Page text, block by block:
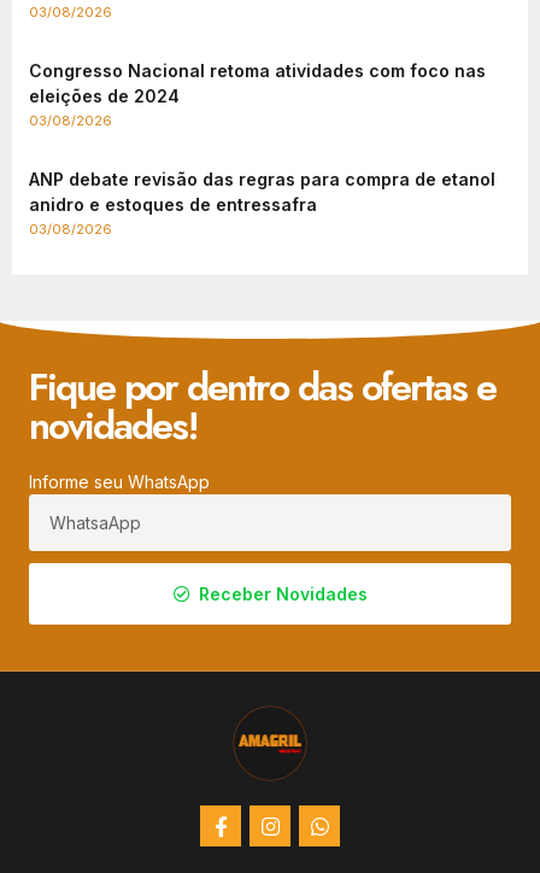
03/08/2026
Congresso Nacional retoma atividades com foco nas
eleições de 2024
03/08/2026
ANP debate revisão das regras para compra de etanol
anidro e estoques de entressafra
03/08/2026
Fique por dentro das ofertas e
novidades!
Informe seu WhatsApp
Receber Novidades